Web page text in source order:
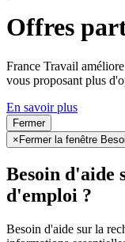
Offres
France Travail
vous proposant plus
En savoir plus
Fermer
× Fermer la fenêtre
Besoin d'aide
d'emploi ?
Besoin d'aide sur la